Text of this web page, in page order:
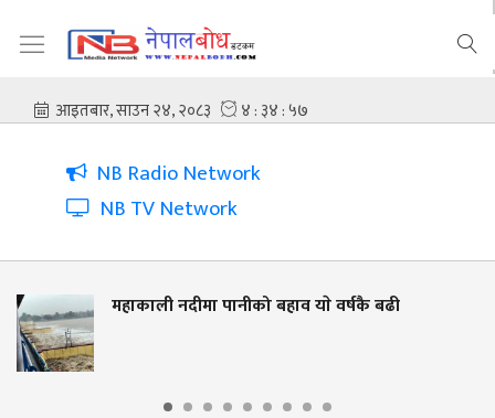
NB Radio Network
NB TV Network
पानीको बहाव याे वर्षकै बढी